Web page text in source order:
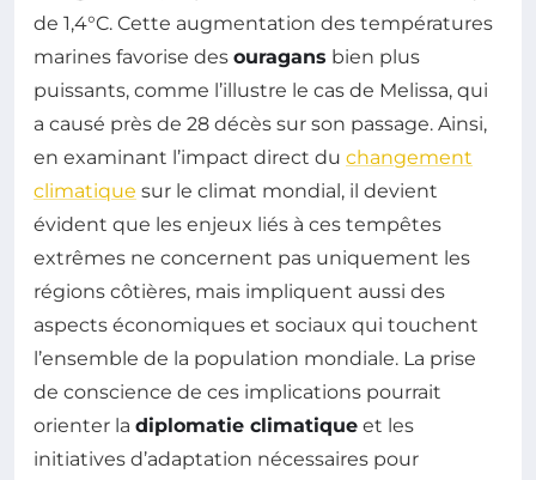
de 1,4°C. Cette augmentation des températures
marines favorise des ouragans bien plus
puissants, comme l’illustre le cas de Melissa, qui
a causé près de 28 décès sur son passage. Ainsi,
en examinant l’impact direct du changement
climatique sur le climat mondial, il devient
évident que les enjeux liés à ces tempêtes
extrêmes ne concernent pas uniquement les
régions côtières, mais impliquent aussi des
aspects économiques et sociaux qui touchent
l’ensemble de la population mondiale. La prise
de conscience de ces implications pourrait
orienter la diplomatie climatique et les
initiatives d’adaptation nécessaires pour